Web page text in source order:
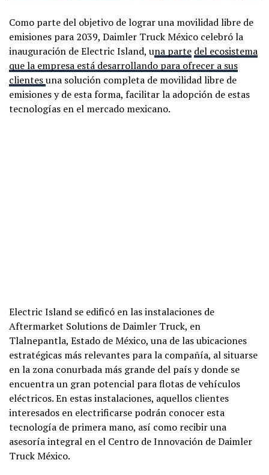
Como parte del objetivo de lograr una movilidad libre de
emisiones para 2039, Daimler Truck México celebró la
inauguración de Electric Island, una parte del ecosistema
que la empresa está desarrollando para ofrecer a sus
clientesuna solución completa de movilidad libre de
emisiones y de esta forma, facilitar la adopción de estas
tecnologías en el mercado mexicano.
Electric Island se edificó en las instalaciones de
Aftermarket Solutions de Daimler Truck, en
Tlalnepantla, Estado de México, una de las ubicaciones
estratégicas más relevantes para la compañía, al situarse
en la zona conurbada más grande del país y donde se
encuentra un gran potencial para flotas de vehículos
eléctricos. En estas instalaciones, aquellos clientes
interesados en electrificarse podrán conocer esta
tecnología de primera mano, así como recibir una
asesoría integral en el Centro de Innovación de Daimler
Truck México.